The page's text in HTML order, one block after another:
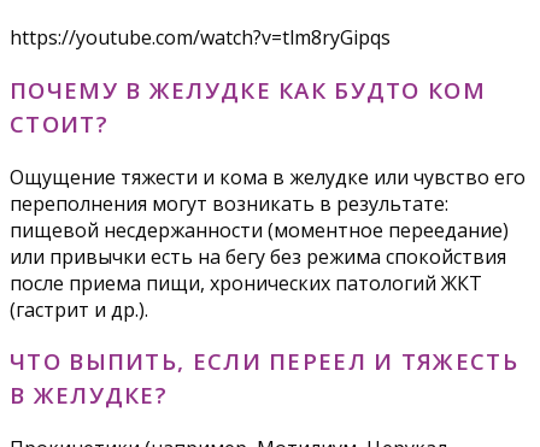
https://youtube.com/watch?v=tlm8ryGipqs
ПОЧЕМУ В ЖЕЛУДКЕ КАК БУДТО КОМ
СТОИТ?
Ощущение тяжести и кома в желудке или чувство его
переполнения могут возникать в результате:
пищевой несдержанности (моментное переедание)
или привычки есть на бегу без режима спокойствия
после приема пищи, хронических патологий ЖКТ
(гастрит и др.).
ЧТО ВЫПИТЬ, ЕСЛИ ПЕРЕЕЛ И ТЯЖЕСТЬ
В ЖЕЛУДКЕ?